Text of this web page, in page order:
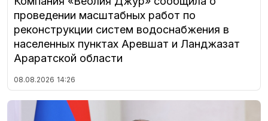
проведении масштабных работ по
реконструкции систем водоснабжения в
населенных пунктах Аревшат и Ланджазат
Араратской области
08.08.2026 14:26